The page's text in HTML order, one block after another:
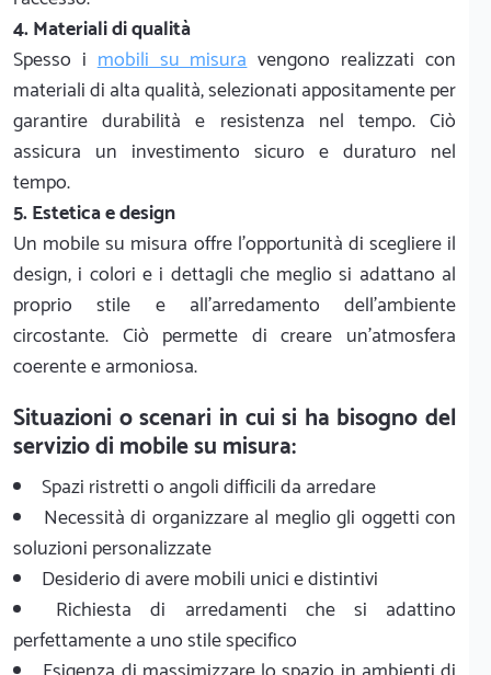
4. Materiali di qualità
Spesso imobili su misuravengono realizzati con
materiali di alta qualità, selezionati appositamente per
garantire durabilità e resistenza nel tempo. Ciò
assicura un investimento sicuro e duraturo nel
tempo.
5. Estetica e design
Un mobile su misura offre l'opportunità di scegliere il
design, i colori e i dettagli che meglio si adattano al
proprio stile e all'arredamento dell'ambiente
circostante. Ciò permette di creare un'atmosfera
coerente e armoniosa.
Situazioni o scenari in cui si ha bisogno del
servizio di mobile su misura:
Spazi ristretti o angoli difficili da arredare
Necessità di organizzare al meglio gli oggetti con
soluzioni personalizzate
Desiderio di avere mobili unici e distintivi
Richiesta di arredamenti che si adattino
perfettamente a uno stile specifico